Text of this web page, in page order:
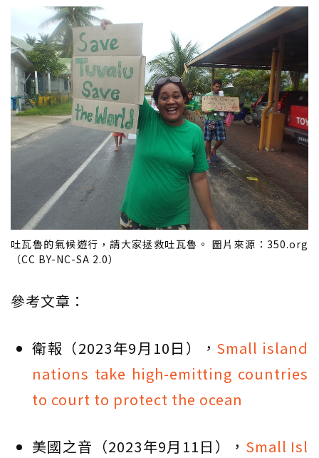
吐瓦魯的氣候遊行，請大家拯救吐瓦魯。 圖片來源：350.org
（CC BY-NC-SA 2.0）
參考文章：
衛報（2023年9月10日）， Small island
nations take high-emitting countries
to court to protect the ocean
美國之音（2023年9月11日）， Small Isl